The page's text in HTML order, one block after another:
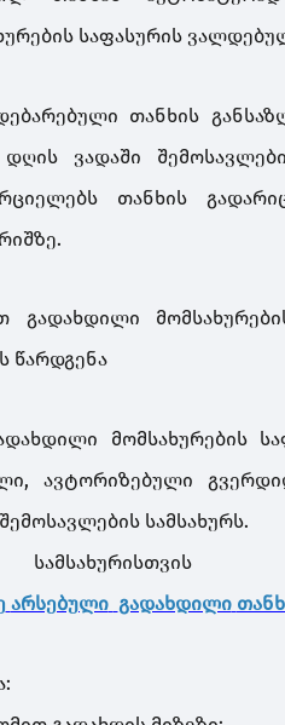
საფასურის
თანხის
ვადაში
თანხის
გადახდილი
წარდგენა
მომსახურების
ავტორიზებული
სამსახურს.
თვის
არსებული გადახდილი